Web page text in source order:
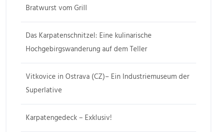
Bratwurst vom Grill
Das Karpatenschnitzel: Eine kulinarische
Hochgebirgswanderung auf dem Teller
Vitkovice in Ostrava (CZ)– Ein Industriemuseum der
Superlative
Karpatengedeck – Exklusiv!